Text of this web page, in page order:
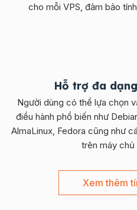
cho mỗi VPS, đảm bảo
Hỗ trợ đa
Người dùng có thể lựa chọn
điều hành phổ biến như
AlmaLinux, Fedora cũng như
trên máy chủ
Xem thêm